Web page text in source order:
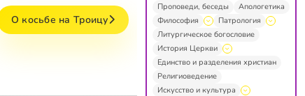
О косьбе на Троицу
Проповеди, беседы
Апологетика
Философия
Патрология
Литургическое богословие
История Церкви
Единство и разделения христиан
Религиоведение
Искусство и культура